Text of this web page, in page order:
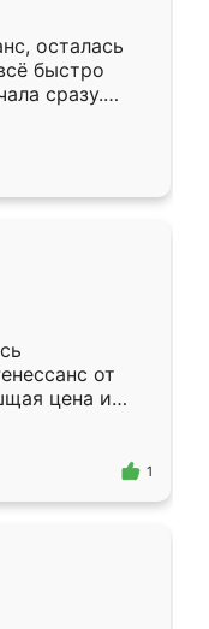
здесь.
осталась
быстро
сразу.
подошёл к
Собрали
даже
от
цена и
Приехавший
1